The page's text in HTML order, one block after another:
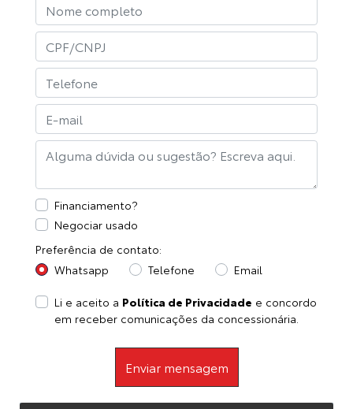
Financiamento?
Negociar usado
Preferência de contato:
Whatsapp
Telefone Email
Li e aceito a Política de Privacidade e concordo
em receber comunicações da concessionária.
Enviar mensagem